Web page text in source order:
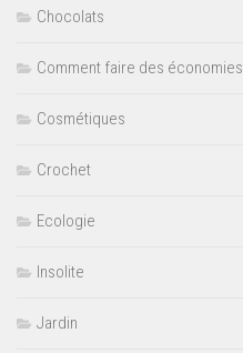
Chocolats
Comment faire des économies
Cosmétiques
Crochet
Ecologie
Insolite
Jardin